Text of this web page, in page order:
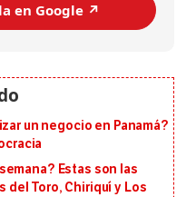
en Google ↗️
un negocio en Panamá?
Estas son las
del Toro, Chiriquí y Los